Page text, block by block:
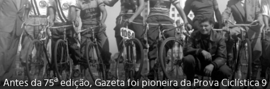
Antes da 75ª edição, Gazeta foi pioneira da Prova Ciclística 9